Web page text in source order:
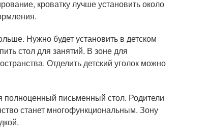
кроватку лучше установить около
Нужно будет установить в детском
стол для занятий. В зоне для
Отделить детский уголок можно
полноценный письменный стол. Родители
станет многофункциональным. Зону